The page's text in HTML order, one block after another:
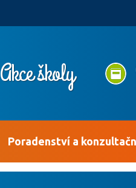
Akce školy
Poradenství a